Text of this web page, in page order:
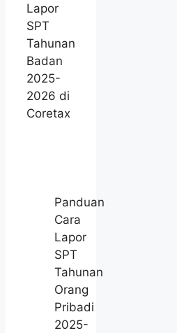
Lapor
SPT
Tahunan
Badan
2025-
2026 di
Coretax
Panduan
Cara
Lapor
SPT
Tahunan
Orang
Pribadi
2025-